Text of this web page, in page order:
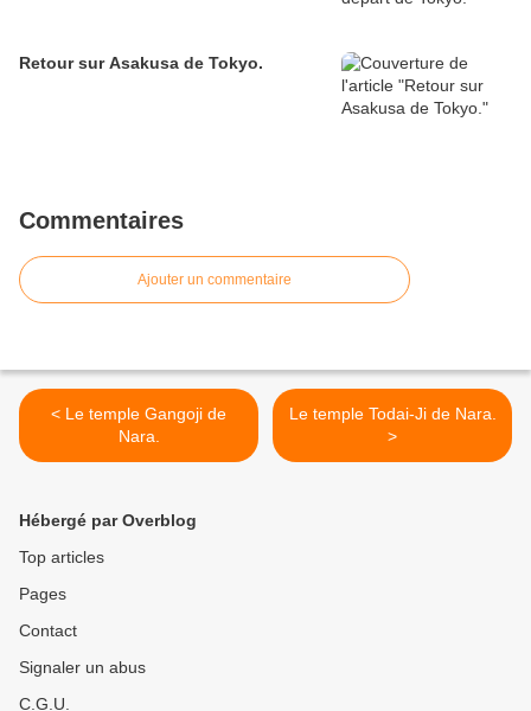
Retour sur Asakusa de Tokyo.
Commentaires
Ajouter un commentaire
< Le temple Gangoji de
Nara.
Le temple Todai-Ji de Nara.
>
Hébergé par Overblog
Top articles
Pages
Contact
Signaler un abus
C.G.U.